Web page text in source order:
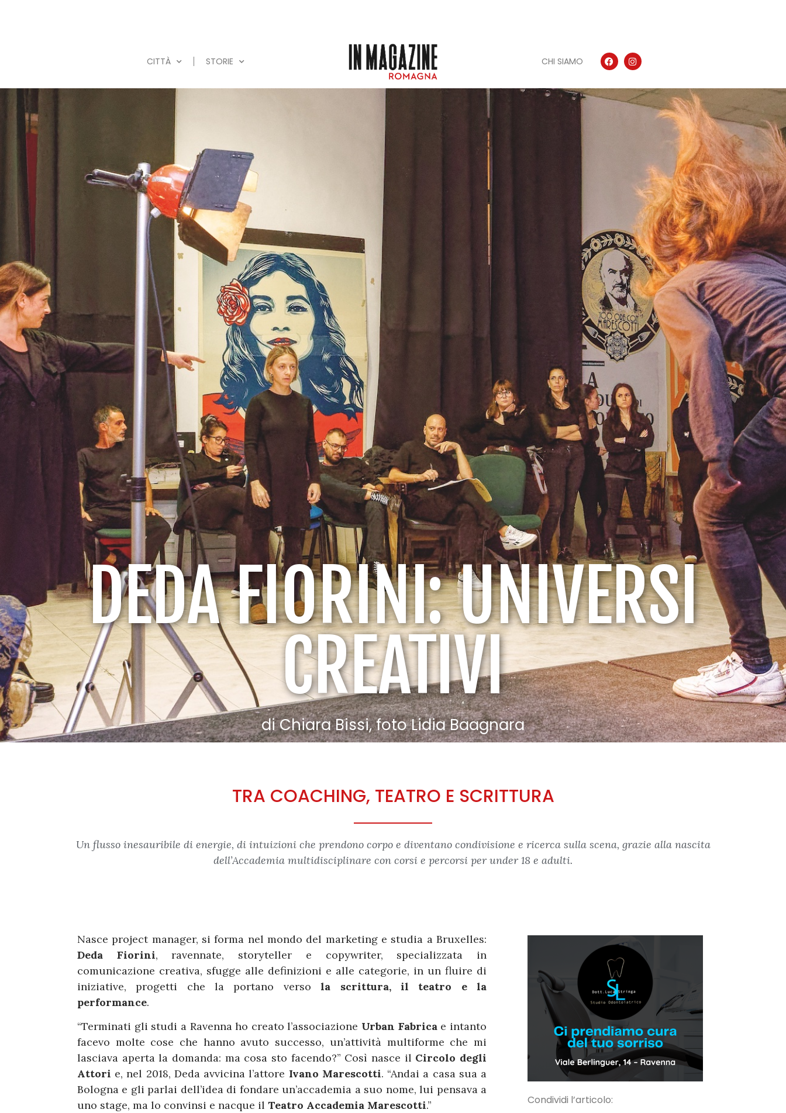
CITTÀ STORIE CHI SIAMO
DEDA FIORINI: UNIVERSI
CREATIVI
di Chiara Bissi, foto Lidia Baagnara
TRA COACHING, TEATRO E SCRITTURA
Un flusso inesauribile di energie, di intuizioni che prendono corpo e diventano condivisione e ricerca sulla scena, grazie alla nascita
dell’Accademia multidisciplinare con corsi e percorsi per under 18 e adulti.
Nasce project manager, si forma nel mondo del marketing e studia a Bruxelles:
Deda Fiorini, ravennate, storyteller e copywriter, specializzata in
comunicazione creativa, sfugge alle definizioni e alle categorie, in un fluire di
iniziative, progetti che la portano versola scrittura, il teatro e la
performance.
“Terminati gli studi a Ravenna ho creato l’associazione Urban Fabricae intanto
facevo molte cose che hanno avuto successo, un’attività multiforme che mi
lasciava aperta la domanda: ma cosa sto facendo?” Così nasce il Circolo degli
Attori e, nel 2018, Deda avvicina l’attore Ivano Marescotti. “Andai a casa sua a
Bologna e gli parlai dell’idea di fondare un’accademia a suo nome, lui pensava a
uno stage, ma lo convinsi e nacque il Teatro Accademia Marescotti.”
Condividi l’articolo: